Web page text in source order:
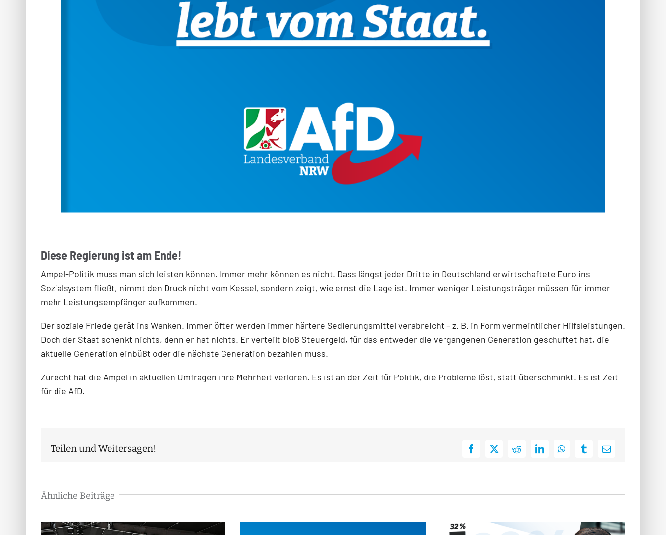
Diese Regierung ist am Ende!
Ampel-Politik muss man sich leisten können. Immer mehr können es nicht. Dass längst jeder Dritte in Deutschland erwirtschaftete Euro ins
Sozialsystem fließt, nimmt den Druck nicht vom Kessel, sondern zeigt, wie ernst die Lage ist. Immer weniger Leistungsträger müssen für immer
mehr Leistungsempfänger aufkommen.
Der soziale Friede gerät ins Wanken. Immer öfter werden immer härtere Sedierungsmittel verabreicht – z. B. in Form vermeintlicher Hilfsleistungen.
Doch der Staat schenkt nichts, denn er hat nichts. Er verteilt bloß Steuergeld, für das entweder die vergangenen Generation geschuftet hat, die
aktuelle Generation einbüßt oder die nächste Generation bezahlen muss.
Zurecht hat die Ampel in aktuellen Umfragen ihre Mehrheit verloren. Es ist an der Zeit für Politik, die Probleme löst, statt überschminkt. Es ist Zeit
für die AfD.
Teilen und Weitersagen! Facebook
X RedditLinkedInWhatsAppTumblrE-
Ähnliche Beiträge